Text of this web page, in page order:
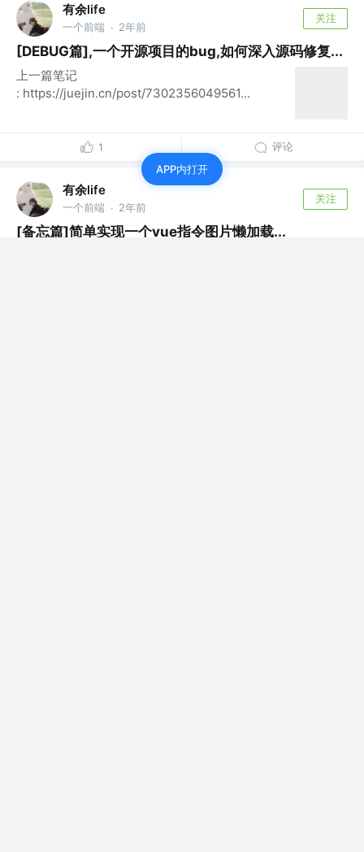
有余life
一个前端 · 2年前
关注
[DEBUG篇],一个开源项目的bug,如何深入源码修复...
上一篇笔记
: https://juejin.cn/post/7302356049561...
1 评论
有余life
一个前端 · 2年前
关注
[备忘篇]简单实现一个vue指令图片懒加载...
APP内打开